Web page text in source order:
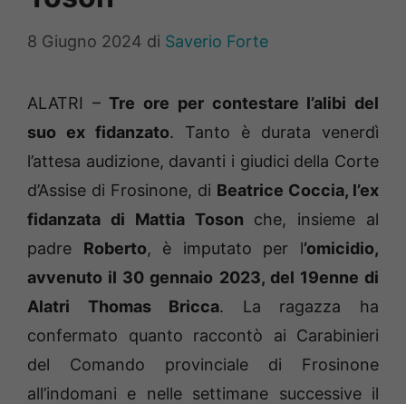
8 Giugno 2024 di Saverio Forte
ALATRI –Tre ore per contestare l’alibi del
suo ex fidanzato. Tanto è durata venerdì
l’attesa audizione, davanti i giudici della Corte
d’Assise di Frosinone, di Beatrice Coccia, l’ex
fidanzata di Mattia Toson che, insieme al
padre Roberto, è imputato per l’omicidio,
avvenuto il 30 gennaio 2023, del 19enne di
Alatri Thomas Bricca. La ragazza ha
confermato quanto raccontò ai Carabinieri
del Comando provinciale di Frosinone
all’indomani e nelle settimane successive il